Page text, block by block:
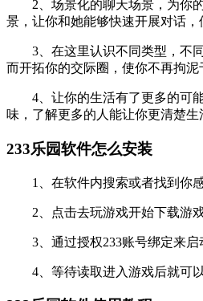
2、场景化的聊天场景，为你
景，让你和她能够快速开展对话，
3、在这里认识不同类型，不
而开拓你的交际圈，使你不再拘泥
4、让你的生活有了更多的可
味，了解更多的人能让你更清楚生
233乐园软件怎么安装
1、在软件内搜索或者找到你
2、点击去玩游戏开始下载游
3、通过授权233账号绑定来启
4、等待读取进入游戏后就可